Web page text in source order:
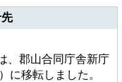
、郡山合同庁舎新庁
に移転しました。